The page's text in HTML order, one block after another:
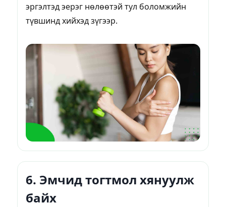
эргэлтэд эерэг нөлөөтэй тул боломжийн
түвшинд хийхэд зүгээр.
6. Эмчид тогтмол хянуулж
байх